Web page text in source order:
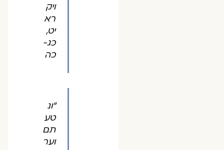
ויק
רא
יט,
כג-
כה
"ונ
טע
תם
וער